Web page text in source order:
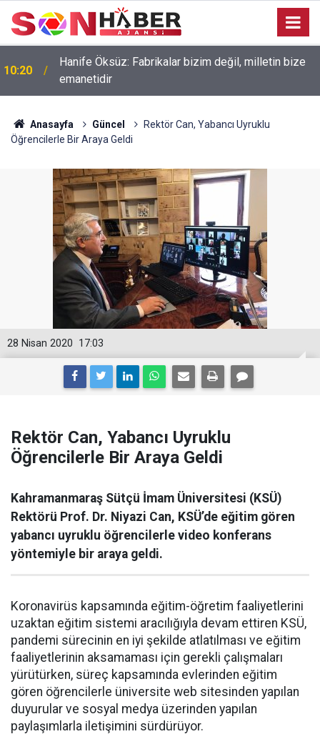
10:20
Hanife Öksüz: Fabrikalar bizim değil, milletin bize
emanetidir
Anasayfa Güncel
Rektör Can, Yabancı Uyruklu
Öğrencilerle Bir Araya Geldi
17:03
28 Nisan 2020
Rektör Can, Yabancı Uyruklu
Öğrencilerle Bir Araya Geldi
Kahramanmaraş Sütçü İmam Üniversitesi (KSÜ)
Rektörü Prof. Dr. Niyazi Can, KSÜ’de eğitim gören
yabancı uyruklu öğrencilerle video konferans
yöntemiyle bir araya geldi.
Koronavirüs kapsamında eğitim-öğretim faaliyetlerini
uzaktan eğitim sistemi aracılığıyla devam ettiren KSÜ,
pandemi sürecinin en iyi şekilde atlatılması ve eğitim
faaliyetlerinin aksamaması için gerekli çalışmaları
yürütürken, süreç kapsamında evlerinden eğitim
gören öğrencilerle üniversite web sitesinden yapılan
duyurular ve sosyal medya üzerinden yapılan
paylaşımlarla iletişimini sürdürüyor.